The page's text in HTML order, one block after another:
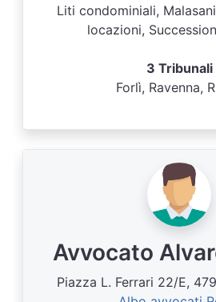
Liti condominiali,
locazioni,
3 Tribunali
Forlì, Ravenna,
Avvocato
Piazza L. Ferrari 22/E,